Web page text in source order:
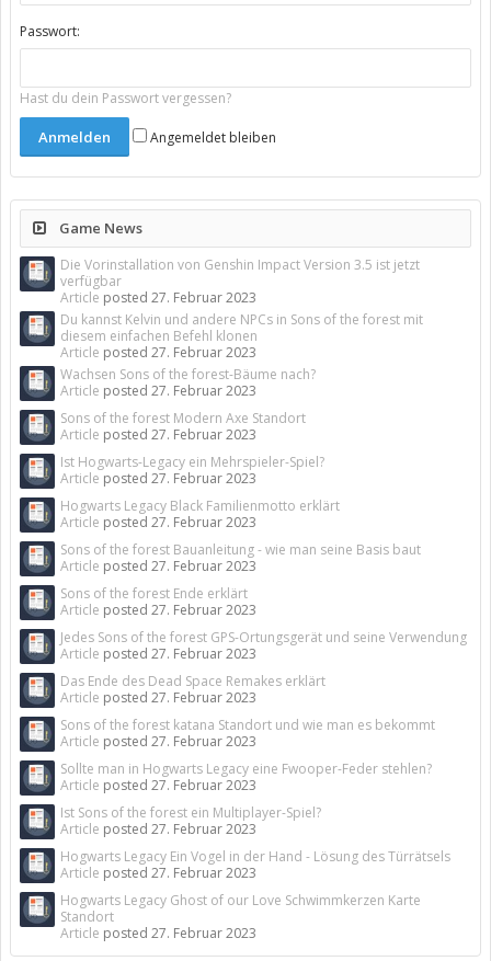
Passwort:
Hast du dein Passwort vergessen?
Angemeldet bleiben
Game News
Die Vorinstallation von Genshin Impact Version 3.5 ist jetzt
verfügbar
Article posted 27. Februar 2023
Du kannst Kelvin und andere NPCs in Sons of the forest mit
diesem einfachen Befehl klonen
Article posted 27. Februar 2023
Wachsen Sons of the forest-Bäume nach?
Article posted 27. Februar 2023
Sons of the forest Modern Axe Standort
Article posted 27. Februar 2023
Ist Hogwarts-Legacy ein Mehrspieler-Spiel?
Article posted 27. Februar 2023
Hogwarts Legacy Black Familienmotto erklärt
Article posted 27. Februar 2023
Sons of the forest Bauanleitung - wie man seine Basis baut
Article posted 27. Februar 2023
Sons of the forest Ende erklärt
Article posted 27. Februar 2023
Jedes Sons of the forest GPS-Ortungsgerät und seine Verwendung
Article posted 27. Februar 2023
Das Ende des Dead Space Remakes erklärt
Article posted 27. Februar 2023
Sons of the forest katana Standort und wie man es bekommt
Article posted 27. Februar 2023
Sollte man in Hogwarts Legacy eine Fwooper-Feder stehlen?
Article posted 27. Februar 2023
Ist Sons of the forest ein Multiplayer-Spiel?
Article posted 27. Februar 2023
Hogwarts Legacy Ein Vogel in der Hand - Lösung des Türrätsels
Article posted 27. Februar 2023
Hogwarts Legacy Ghost of our Love Schwimmkerzen Karte
Standort
Article posted 27. Februar 2023